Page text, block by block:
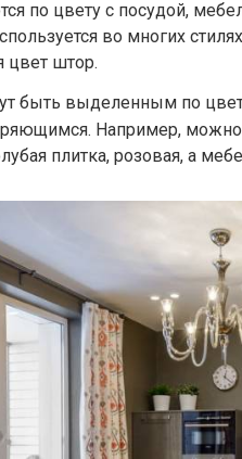
по цвету с посудой,
во многих
цвет штор.
быть выделенным по
Например,
плитка, розовая, а